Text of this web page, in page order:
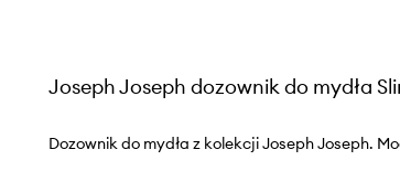
Joseph Joseph dozownik do mydła
Dozownik do mydła z kolekcji Joseph Joseph.